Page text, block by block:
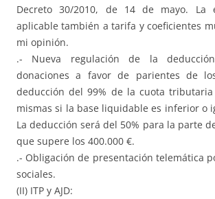
Decreto 30/2010, de 14 de mayo. La
aplicable también a tarifa y coeficientes
mi opinión.
.- Nueva regulación de la
donaciones a favor de parientes de
deducción del 99% de la cuota
mismas si la base liquidable es inferior o
La deducción será del 50% para la parte
que supere los 400.000 €.
.- Obligación de presentación telemática
sociales.
(II) ITP y AJD: